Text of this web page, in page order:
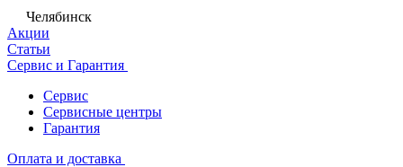
Челябинск
Акции
Статьи
Сервис и Гарантия
Сервис
Сервисные центры
Гарантия
Оплата и доставка